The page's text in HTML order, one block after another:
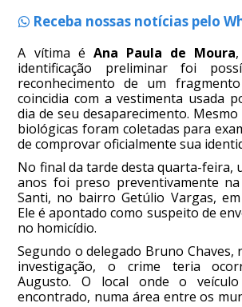
Receba nossas notícias pelo
A vítima é Ana Paula de Moura
identificação preliminar foi
reconhecimento de um
coincidia com a vestimenta usada
dia de seu desaparecimento.
biológicas foram coletadas para
de comprovar oficialmente sua
No final da tarde desta quarta-feira,
anos foi preso preventivamente
Santi, no bairro Getúlio Vargas,
Ele é apontado como suspeito de
no homicídio.
Segundo o delegado Bruno Chaves,
investigação, o crime teria
Augusto. O local onde o
encontrado, numa área entre os